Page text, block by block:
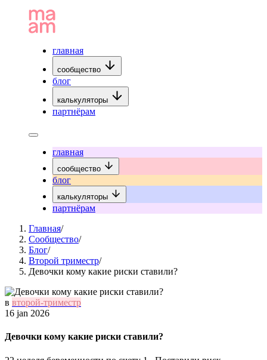
главная
сообщество
блог
калькуляторы
партнёрам
главная
сообщество
блог
калькуляторы
партнёрам
Главная/
Сообщество/
Блог/
Второй триместр/
Девочки кому какие риски ставили?
в второй-триместр
16 jan 2026
Девочки кому какие риски ставили?